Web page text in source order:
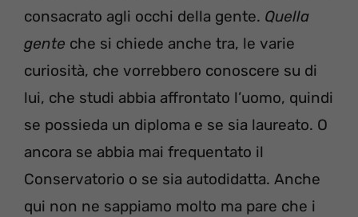
consacrato agli occhi della gente. Quella
gente che si chiede anche tra, le varie
curiosità, che vorrebbero conoscere su di
lui, che studi abbia affrontato l’uomo, quindi
se possieda un diploma e se sia laureato. O
ancora se abbia mai frequentato il
Conservatorio o se sia autodidatta. Anche
qui non ne sappiamo molto ma pare che i